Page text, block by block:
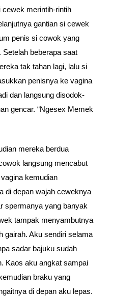
cewek merintih-rintih
gantian si cewek
penis si cowok yang
Setelah beberapa saat
tak tahan lagi, lalu si
penisnya ke vagina
dan langsung disodok-
gencar. “Ngesex Memek
mereka berdua
langsung mencabut
kemudian
di depan wajah ceweknya
spermanya yang banyak
tampak menyambutnya
gairah. Aku sendiri selama
sadar bajuku sudah
Kaos aku angkat sampai
braku yang
di depan aku lepas.